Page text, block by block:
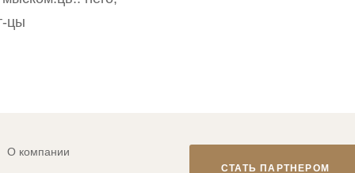
цы
О компании
СТАТЬ ПАРТНЕРОМ